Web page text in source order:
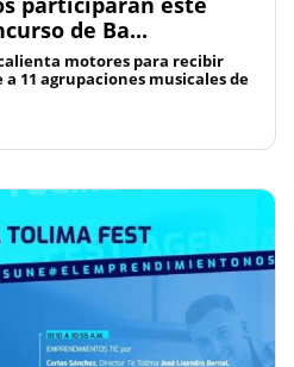
de Ba...
motores para recibir
11 agrupaciones musicales de